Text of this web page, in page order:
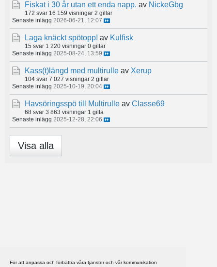
För att anpassa och förbättra våra tjänster och vår kommunikation
Fiskat i 30 år utan ett enda napp. av NickeGbg
172 svar 16 159 visningar 2 gillar
Senaste inlägg 2026-06-21, 12:07
Laga knäckt spötopp! av Kulfisk
15 svar 1 220 visningar 0 gillar
Senaste inlägg 2025-08-24, 13:59
Kass(t)längd med multirulle av Xerup
104 svar 7 027 visningar 2 gillar
Senaste inlägg 2025-10-19, 20:04
Havsöringsspö till Multirulle av Classe69
68 svar 3 863 visningar 1 gilla
Senaste inlägg 2025-12-28, 22:06
Visa alla